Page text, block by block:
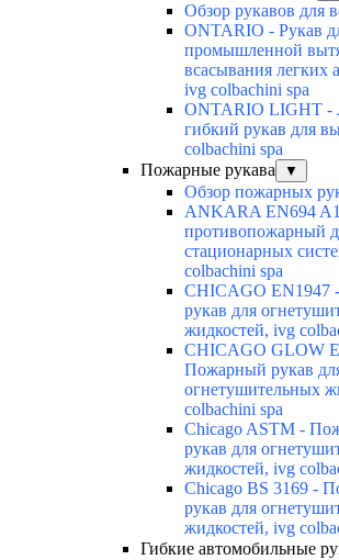
Обзор рукавов для
ONTARIO - Рукав
промышленной
всасывания легких
ivg colbachini spa
ONTARIO LIGHT -
гибкий рукав для
colbachini spa
Пожарные рукава
▼
Обзор пожарных
ANKARA EN694
противопожарный
стационарных
colbachini spa
CHICAGO EN1947
рукав для
жидкостей, ivg
CHICAGO GLOW
Пожарный рукав
огнетушительных
colbachini spa
Chicago ASTM -
рукав для
жидкостей, ivg
Chicago BS 3169 -
рукав для
жидкостей, ivg
Гибкие автомобильные